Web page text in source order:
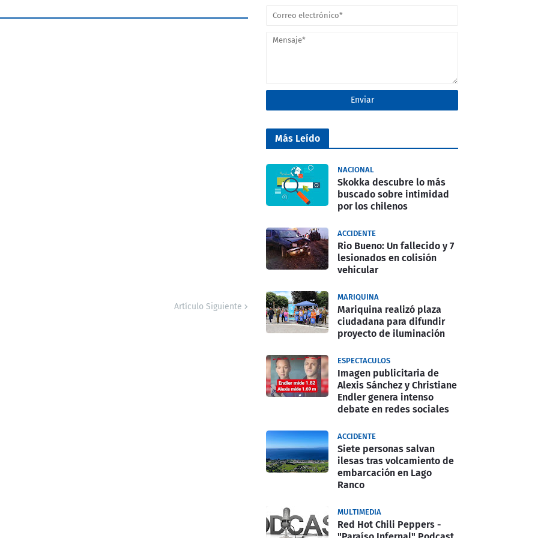
Artículo Siguiente
Más Leído
NACIONAL
Skokka descubre lo más
buscado sobre intimidad
por los chilenos
ACCIDENTE
Rio Bueno: Un fallecido y 7
lesionados en colisión
vehicular
MARIQUINA
Mariquina realizó plaza
ciudadana para difundir
proyecto de iluminación
ESPECTACULOS
Imagen publicitaria de
Alexis Sánchez y Christiane
Endler genera intenso
debate en redes sociales
ACCIDENTE
Siete personas salvan
ilesas tras volcamiento de
embarcación en Lago
Ranco
MULTIMEDIA
Red Hot Chili Peppers -